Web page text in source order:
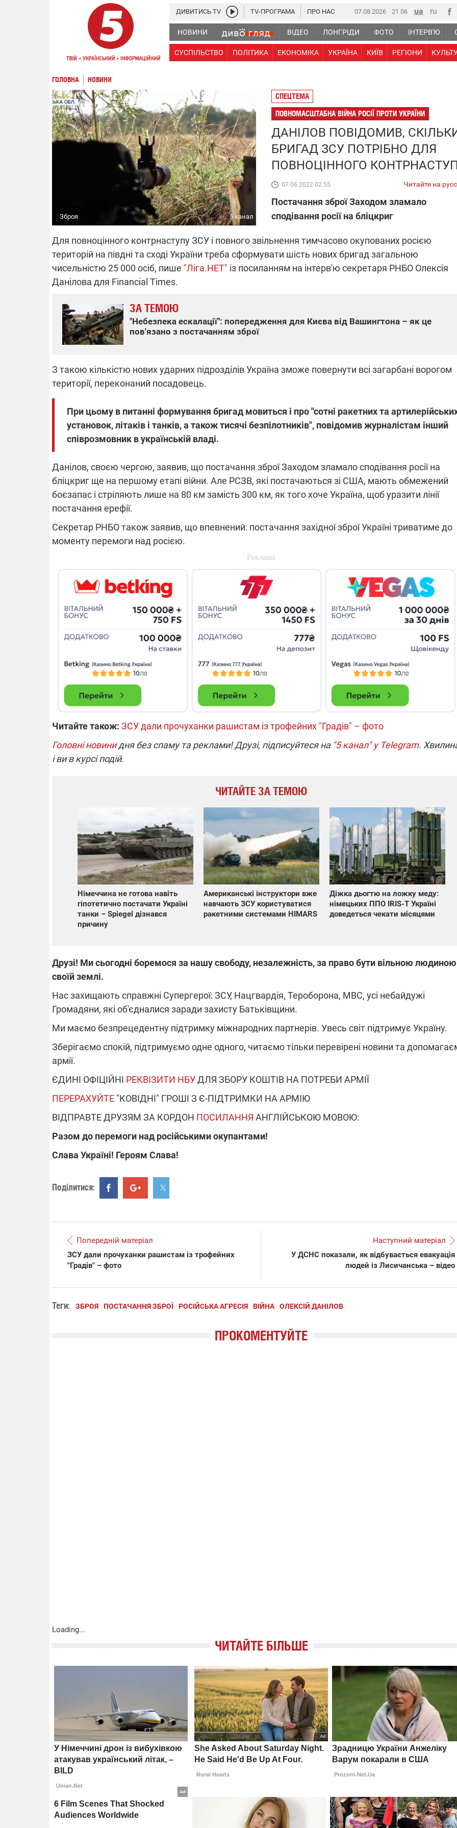
07.08.2026 21 06
НОВИНИ ВІДЕО ЛОНГРІДИ ФОТО ІНТЕРВ'Ю
СУСПІЛЬСТВО ПОЛІТИКА ЕКОНОМІКА УКРАЇНА КИЇВ РЕГІОНИ
ДИВИТИСЬ TV TV-ПРОГРАМА ПРО НАС
ГОЛОВНА НОВИНИ
Зброя 5 канал
СПЕЦТЕМА
ПОВНОМАСШТАБНА ВІЙНА РОСІЇ ПРОТИ УКРАЇНИ
ДАНІЛОВ ПОВІДОМИВ,
БРИГАД ЗСУ ПОТРІБНО ДЛЯ
ПОВНОЦІННОГО
07.06.2022 02:55 Читайте на
Постачання зброї Заходом зламало
сподівання росії на бліцкриг
Для повноцінного контрнаступу ЗСУ і повного звільнення тимчасово окупованих росією
територій на півдні та сході України треба сформувати шість нових бригад загальною
чисельністю 25 000 осіб, пише "Ліга.НЕТ" із посиланням на інтерв'ю секретаря РНБО Олексія
Данілова для Financial Times.
ЗА ТЕМОЮ
"Небезпека ескалації": попередження для Києва від Вашингтона – як це
пов'язано з постачанням зброї
З такою кількістю нових ударних підрозділів Україна зможе повернути всі загарбані ворогом
території, переконаний посадовець.
При цьому в питанні формування бригад мовиться і про "сотні ракетних та
установок, літаків і танків, а також тисячі безпілотників", повідомив журналістам інший
співрозмовник в українській владі.
Данілов, своєю чергою, заявив, що постачання зброї Заходом зламало сподівання росії на
бліцкриг ще на першому етапі війни. Але РСЗВ, які постачаються зі США, мають обмежений
боєзапас і стріляють лише на 80 км замість 300 км, як того хоче Україна, щоб уразити лінії
постачання ерефії.
Секретар РНБО також заявив, що впевнений: постачання західної зброї Україні триватиме до
моменту перемоги над росією.
Читайте також: ЗСУ дали прочуханки рашистам із трофейних "Градів" – фото
Головні новинидня без спаму та реклами! Друзі, підписуйтеся на "5 канал" у Telegram.
і ви в курсі подій.
ЧИТАЙТЕ ЗА ТЕМОЮ
Німеччина не готова навіть
гіпотетично постачати Україні
танки – Spiegel дізнався
причину
Американські інструктори вже
навчають ЗСУ користуватися
ракетними системами HIMARS
Діжка дьогтю на ложку меду:
німецьких ППО IRIS-T Україні
доведеться чекати місяцями
Друзі! Ми сьогодні боремося за нашу свободу, незалежність, за право бути вільною
своїй землі.
Нас захищають справжні Супергерої: ЗСУ, Нацгвардія, Тероборона, МВС, усі небайдужі
Громадяни, які об'єдналися заради захисту Батьківщини.
Ми маємо безпрецедентну підтримку міжнародних партнерів. Увесь світ підтримує Україну.
Зберігаємо спокій, підтримуємо одне одного, читаємо тільки перевірені новини та
армії.
ЄДИНІ ОФІЦІЙНІ РЕКВІЗИТИ НБУДЛЯ ЗБОРУ КОШТІВ НА ПОТРЕБИ АРМІЇ
ПЕРЕРАХУЙТЕ "КОВІДНІ" ГРОШІ З Є-ПІДТРИМКИ НА АРМІЮ
ВІДПРАВТЕ ДРУЗЯМ ЗА КОРДОН ПОСИЛАННЯ АНГЛІЙСЬКОЮ МОВОЮ:
Разом до перемоги над російськими окупантами!
Слава Україні! Героям Слава!
Поділитися:
Попередній матеріал
ЗСУ дали прочуханки рашистам із трофейних
"Градів" – фото
Наступний матеріал
У ДСНС показали, як відбувається евакуація
людей із Лисичанська – відео
Теги: ЗБРОЯ ПОСТАЧАННЯ ЗБРОЇ РОСІЙСЬКА АГРЕСІЯ ВІЙНА ОЛЕКСІЙ ДАНІЛОВ
ПРОКОМЕНТУЙТЕ
Loading...
ЧИТАЙТЕ БІЛЬШЕ
ВІДКЛЮЧЕННЯ СВІТЛА В УКРАЇНІ
російських обстрілів
Готуйте павербанки: через аномальну
спеку у серпні, можуть повернутися
ПЛІВКИ МІНДІЧА: СПРАВА
директора Енергоатому
З колишнього віцепрем'єра
08.09.2025 12:09
Підтримай
"Машинерію війни" та
виграй легендарний
14.11.2025 17:15
"Око та щит": дрони,
одразу чотирьох
11.08.2025 15:16
Працюють на
які знімають на
найгарячіших
напрямках фронту
04.12.2025 12:37
"Відправте
бригада Повітряних